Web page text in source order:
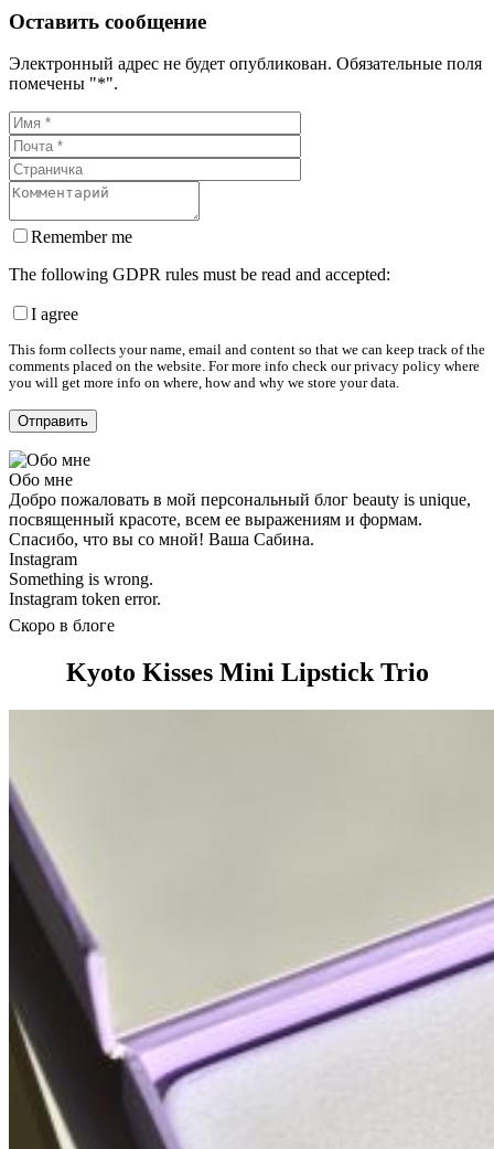
Оставить сообщение
Электронный адрес не будет опубликован. Обязательные поля
помечены "*".
Remember me
The following GDPR rules must be read and accepted:
I agree
This form collects your name, email and content so that we can keep track of the
comments placed on the website. For more info check our privacy policy where
you will get more info on where, how and why we store your data.
Обо мне
Добро пожаловать в мой персональный блог beauty is unique,
посвященный красоте, всем ее выражениям и формам.
Спасибо, что вы со мной! Ваша Сабина.
Instagram
Something is wrong.
Instagram token error.
Скоро в блоге
Kyoto Kisses Mini Lipstick Trio